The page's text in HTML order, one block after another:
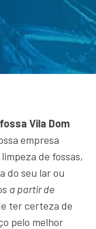
Vila Dom
empresa
de fossas,
do seu lar ou
a partir de
ter certeza de
pelo melhor